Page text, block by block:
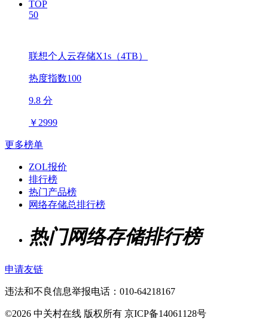
TOP
50
联想个人云存储X1s（4TB）
热度指数100
9.8 分
￥ 2999
更多榜单
ZOL报价
排行榜
热门产品榜
网络存储总排行榜
热门网络存储排行榜
申请友链
违法和不良信息举报电话：010-64218167
©2026 中关村在线 版权所有 京ICP备14061128号